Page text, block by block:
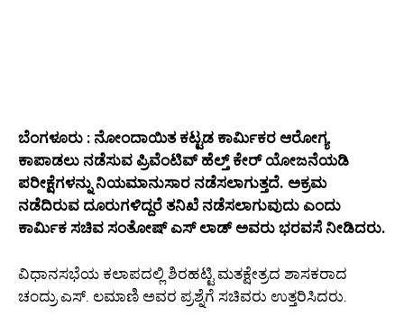
ಬೆಂಗಳೂರು : ನೋಂದಾಯಿತ ಕಟ್ಟಡ ಕಾರ್ಮಿಕರ ಆರೋಗ್ಯ
ಕಾಪಾಡಲು ನಡೆಸುವ ಪ್ರಿವೆಂಟಿವ್‌ ಹೆಲ್ತ್‌ ಕೇರ್‌ ಯೋಜನೆಯಡಿ
ಪರೀಕ್ಷೆಗಳನ್ನು ನಿಯಮಾನುಸಾರ ನಡೆಸಲಾಗುತ್ತದೆ. ಅಕ್ರಮ
ನಡೆದಿರುವ ದೂರುಗಳಿದ್ದರೆ ತನಿಖೆ ನಡೆಸಲಾಗುವುದು ಎಂದು
ಕಾರ್ಮಿಕ ಸಚಿವ ಸಂತೋಷ್‌ ಎಸ್‌ ಲಾಡ್‌ ಅವರು ಭರವಸೆ ನೀಡಿದರು.
ವಿಧಾನಸಭೆಯ ಕಲಾಪದಲ್ಲಿ ಶಿರಹಟ್ಟಿ ಮತಕ್ಷೇತ್ರದ ಶಾಸಕರಾದ
ಚಂದ್ರು ಎಸ್‌. ಲಮಾಣಿ ಅವರ ಪ್ರಶ್ನೆಗೆ ಸಚಿವರು ಉತ್ತರಿಸಿದರು.